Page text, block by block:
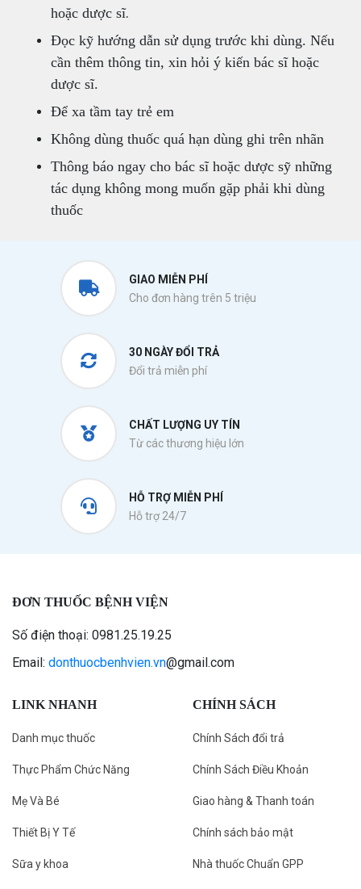
hoặc dược sĩ.
Đọc kỹ hướng dẫn sử dụng trước khi dùng. Nếu
cần thêm thông tin, xin hỏi ý kiến bác sĩ hoặc
dược sĩ.
Để xa tầm tay trẻ em
Không dùng thuốc quá hạn dùng ghi trên nhãn
Thông báo ngay cho bác sĩ hoặc dược sỹ những
tác dụng không mong muốn gặp phải khi dùng
thuốc
GIAO MIỄN PHÍ
Cho đơn hàng trên 5 triệu
30 NGÀY ĐỔI TRẢ
Đổi trả miễn phí
CHẤT LƯỢNG UY TÍN
Từ các thương hiệu lớn
HỖ TRỢ MIỄN PHÍ
Hỗ trợ 24/7
ĐƠN THUỐC BỆNH VIỆN
Số điện thoại: 0981.25.19.25
Email: donthuocbenhvien.vn@gmail.com
LINK NHANH
Danh mục thuốc
Thực Phẩm Chức Năng
Mẹ Và Bé
Thiết Bị Y Tế
Sữa y khoa
CHÍNH SÁCH
Chính Sách đổi trả
Chính Sách Điều Khoản
Giao hàng & Thanh toán
Chính sách bảo mật
Nhà thuốc Chuẩn GPP